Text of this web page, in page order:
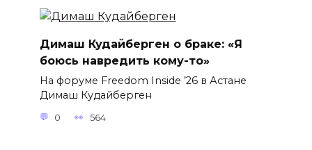
Димаш Кудайберген о браке: «Я
боюсь навредить кому-то»
На форуме Freedom Inside ’26 в Астане
Димаш Кудайберген
0 564